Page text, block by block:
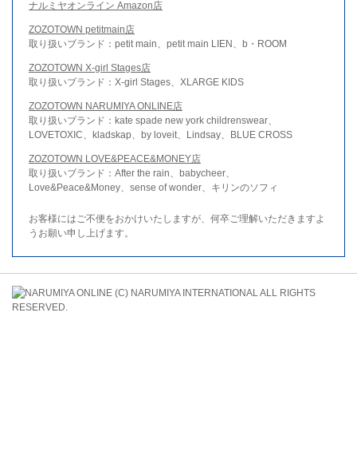
ナルミヤオンライン Amazon店
ZOZOTOWN petitmain店
取り扱いブランド：petit main、petit main LIEN、b・ROOM
ZOZOTOWN X-girl Stages店
取り扱いブランド：X-girl Stages、XLARGE KIDS
ZOZOTOWN NARUMIYA ONLINE店
取り扱いブランド：kate spade new york childrenswear、
LOVETOXIC、kladskap、by loveit、Lindsay、BLUE CROSS
ZOZOTOWN LOVE&PEACE&MONEY店
取り扱いブランド：After the rain、babycheer、
Love&Peace&Money、sense of wonder、キリンのソフィ
お客様にはご不便をおかけいたしますが、何卒ご理解いただきますよ
うお願い申し上げます。